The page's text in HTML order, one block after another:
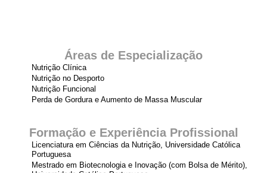
Áreas de Especialização
Nutrição Clínica
Nutrição no Desporto
Nutrição Funcional
Perda de Gordura e Aumento de Massa Muscular
Formação e Experiência Profissional
Licenciatura em Ciências da Nutrição, Universidade Católica
Portuguesa
Mestrado em Biotecnologia e Inovação (com Bolsa de Mérito),